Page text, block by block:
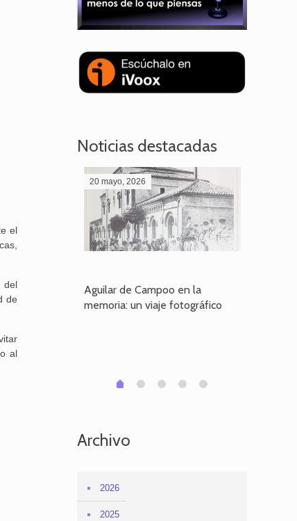
el
del
de
al
Noticias destacadas
la
20 mayo, 2026
Aguilar de Campoo en la
memoria: un viaje fotográfico
0 1 2 3 4
Archivo
2026
2025